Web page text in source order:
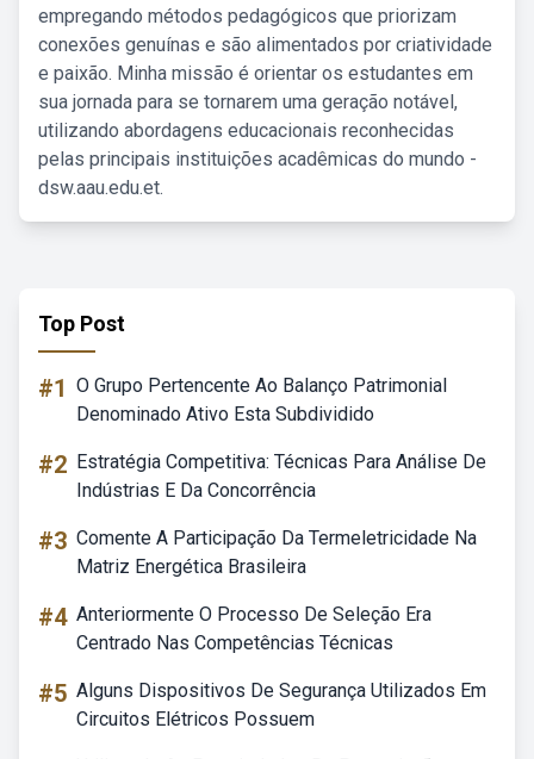
empregando métodos pedagógicos que priorizam
conexões genuínas e são alimentados por criatividade
e paixão. Minha missão é orientar os estudantes em
sua jornada para se tornarem uma geração notável,
utilizando abordagens educacionais reconhecidas
pelas principais instituições acadêmicas do mundo -
dsw.aau.edu.et.
Top Post
#1 O Grupo Pertencente Ao Balanço Patrimonial
Denominado Ativo Esta Subdividido
#2 Estratégia Competitiva: Técnicas Para Análise De
Indústrias E Da Concorrência
#3 Comente A Participação Da Termeletricidade Na
Matriz Energética Brasileira
#4 Anteriormente O Processo De Seleção Era
Centrado Nas Competências Técnicas
#5 Alguns Dispositivos De Segurança Utilizados Em
Circuitos Elétricos Possuem